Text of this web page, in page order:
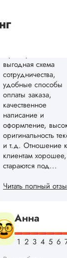
написание и
Читать полный
Ангелина
Вид работы:
Кандидатская
диссертация
У меня все четко
кандидатской,
сделали
ни научрук не
придрался, ни я